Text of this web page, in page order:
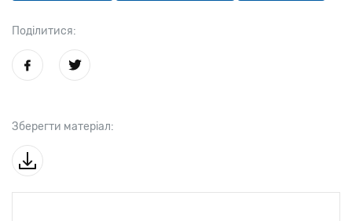
Поділитися:
Зберегти матеріал: